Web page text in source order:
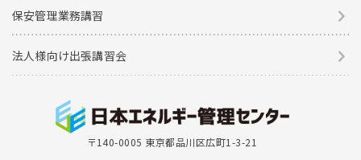
保安管理業務講習
法人様向け出張講習会
〒140-0005 東京都品川区広町1-3-21